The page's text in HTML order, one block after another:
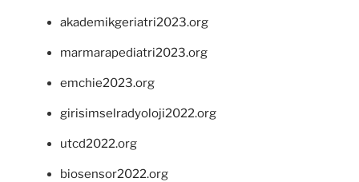
akademikgeriatri2023.org
marmarapediatri2023.org
emchie2023.org
girisimselradyoloji2022.org
utcd2022.org
biosensor2022.org